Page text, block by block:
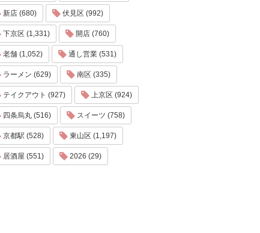
新店 (680) 伏見区 (992)
下京区 (1,331) 開店 (760)
老舗 (1,052) 通し営業 (531)
ラーメン (629) 南区 (335)
テイクアウト (927) 上京区 (924)
四条烏丸 (516) スイーツ (758)
京都駅 (528) 東山区 (1,197)
居酒屋 (551) 2026 (29)